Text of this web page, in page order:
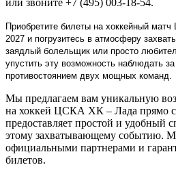
Приобретите билеты на хоккейный
2027 и погрузитесь в атмосферу
заядлый болельщик или просто
упустить эту возможность наблюдать
противостоянием двух мощных команд.
Мы предлагаем вам уникальную
на хоккей ЦСКА ХК – Лада прямо
предоставляет простой и удобный
этому захватывающему событию.
официальными партнерами и
билетов.